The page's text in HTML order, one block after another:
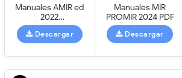
Manuales AMIR ed
2022
(MÉXICO)PDF
Descargar
Manuales MIR
PROMIR 2024 PDF
Descargar